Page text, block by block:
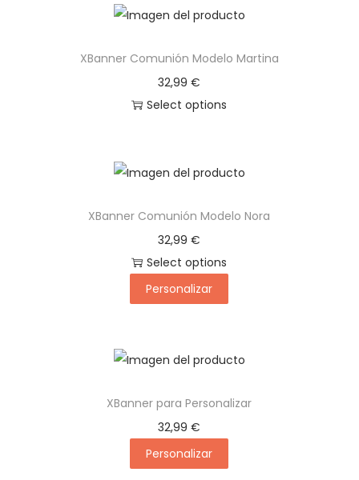
XBanner Comunión Modelo Martina
32,99€
Select options
XBanner Comunión Modelo Nora
32,99€
Select options
Personalizar
XBanner para Personalizar
32,99€
Personalizar